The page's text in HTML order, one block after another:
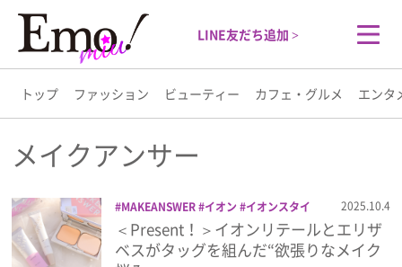
LINE友だち追加 >
トップ ファッション ビューティー カフェ・グルメ エンタ
トップ
ファッション
ビューティー
メイクアンサー
MAKEANSWER イオン
イオンスタイ
ル エリザベス コスメ
ビューティー
プレゼント
ベースメイク メイク メイ
クアンサー
美容
2025.10.4
＜Present！＞イオンリテールとエリザ
ベスがタッグを組んだ“欲張りなメイク